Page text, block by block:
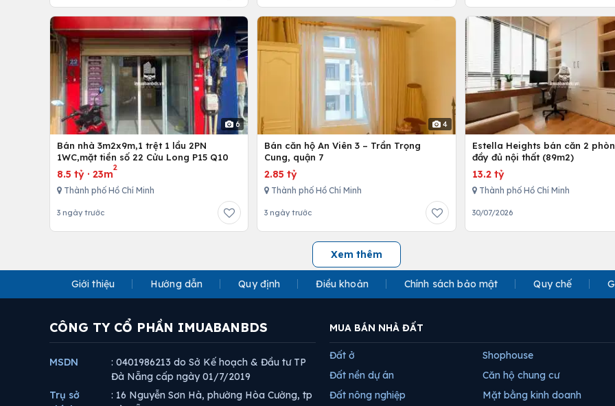
6
Bán nhà 3m2x9m,1 trệt 1 lầu 2PN
1WC,mặt tiền số 22 Cửu Long P15 Q10
8.5 tỷ · 23m
2
Thành phố Hồ Chí Minh
3 ngày trước
4
Bán căn hộ An Viên 3 – Trần Trọng
Cung, quận 7
2.85 tỷ
Thành phố Hồ Chí Minh
3 ngày trước
Estella Heights bán căn 2
đầy đủ nội thất (89m2)
13.2 tỷ
Thành phố Hồ Chí Minh
30/07/2026
Xem thêm
Giới thiệu Hướng dẫn Quy định Điều khoản Chính sách bảo mật Quy chế
CÔNG TY CỔ PHẦN IMUABANBDS
MSDN
: 0401986213 do Sở Kế hoạch & Đầu tư TP
Đà Nẵng cấp ngày 01/7/2019
Trụ sở
: 16 Nguyễn Sơn Hà, phường Hòa Cường, tp
MUA BÁN NHÀ ĐẤT
Đất ở
Đất nền dự án
Đất nông nghiệp
Shophouse
Căn hộ chung cư
Mặt bằng kinh doanh